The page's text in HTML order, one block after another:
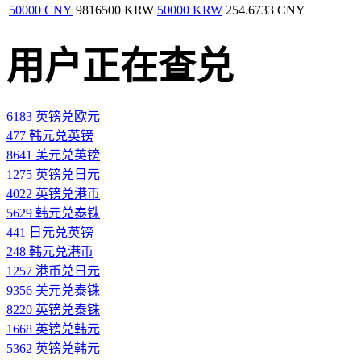
50000 CNY 9816500 KRW 50000 KRW 254.6733 CNY
用户正在查兑
6183 英镑兑欧元
477 韩元兑英镑
8641 美元兑英镑
1275 英镑兑日元
4022 英镑兑港币
5629 韩元兑泰铢
441 日元兑英镑
248 韩元兑港币
1257 港币兑日元
9356 美元兑泰铢
8220 英镑兑泰铢
1668 英镑兑韩元
5362 英镑兑韩元